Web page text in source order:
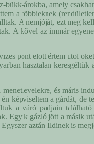
árokba, amely
a többieknek
A nemjóját, ezt meg
A kõvel az immár
pont elõtt értem utol
hasztalan keresgéltük
és máris
képviseltem a gárdát, de
a váró padjain
Egyik gázló jött a másik
aztán Ildinek is